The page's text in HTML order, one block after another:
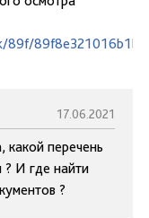
89f/
17.06.2021
какой перечень
? И где найти
?